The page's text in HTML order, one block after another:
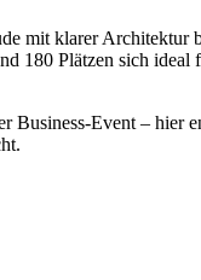
mit klarer Architektur
180 Plätzen sich ideal
Business-Event – hier